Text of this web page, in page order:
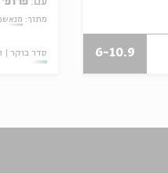
6-10.9
מתוך:
סדר בוקר